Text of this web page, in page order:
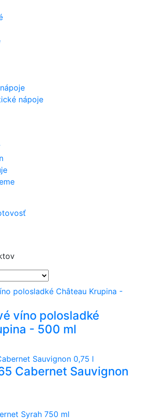
nápoje
víno polosladké
- 500 ml
Cabernet Sauvignon